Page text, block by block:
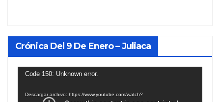
Crónica Del 9 De Enero – Juliaca
Reproductor
Code 150: Unknown error.
Descargar archivo: https://www.youtube.com/watch?